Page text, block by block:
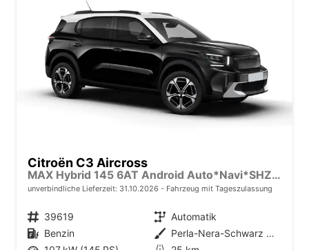
Citroën C3 Aircross
MAX Hybrid 145 6AT Android Auto*Navi*SHZ*Kamera*Totwinkel*Keyless*17"*Klimaauto
unverbindliche Lieferzeit: 31.10.2026 Fahrzeug mit Tageszulassung
Fahrzeugnr. 39619 Getriebe Automatik
Kraftstoff Benzin Außenfarbe
Perla-Nera-Schwarz Metallic mit weißem Dach